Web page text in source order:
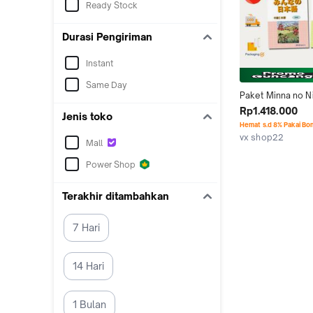
Ready Stock
Durasi Pengiriman
Instant
Same Day
Jenis toko
Mall
Power Shop
Terakhir ditambahkan
7 Hari
14 Hari
1 Bulan
Paket Minna no
Chukyu 1 Honsatsu
(Japanese
Rp1.418.000
Hemat s.d 8% Pakai
vx shop22